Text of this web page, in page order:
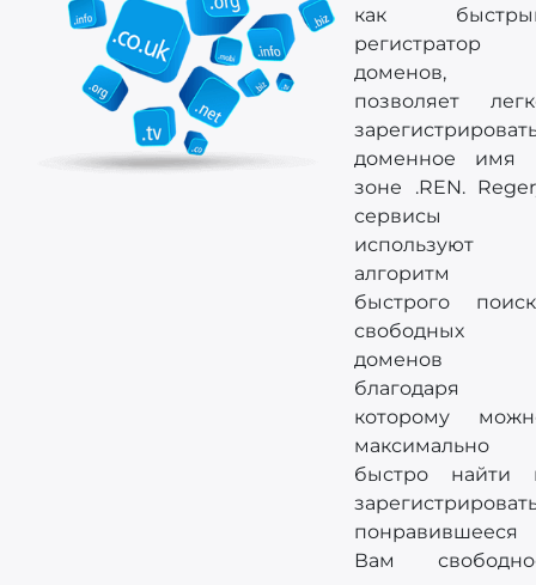
как
регистратор
доменов,
позволяет
доменное имя
зоне .REN.
сервисы
используют
алгоритм
быстрого
свободных
доменов
благодаря
которому
максимально
быстро найти
понравившееся
Вам